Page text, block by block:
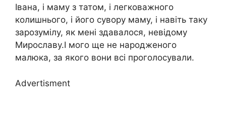
Івана, і маму з татом, і легковажного
колишнього, і його сувору маму, і навіть таку
зарозумілу, як мені здавалося, невідому
Мирославу.І мого ще не народженого
малюка, за якого вони всі проголосували.
Advertisment